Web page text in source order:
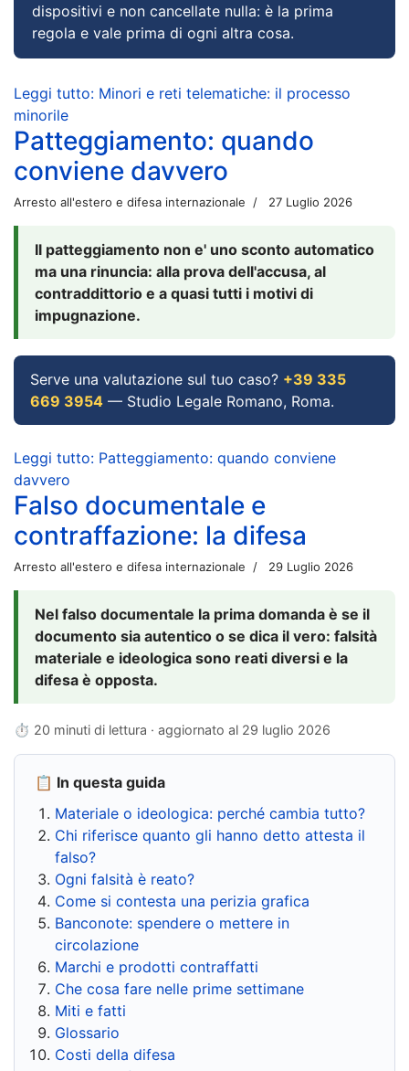
dispositivi e non cancellate nulla: è la prima
regola e vale prima di ogni altra cosa.
Leggi tutto: Minori e reti telematiche: il processo
minorile
Patteggiamento: quando
conviene davvero
Arresto all'estero e difesa internazionale 27 Luglio 2026
Il patteggiamento non e' uno sconto automatico
ma una rinuncia: alla prova dell'accusa, al
contraddittorio e a quasi tutti i motivi di
impugnazione.
Serve una valutazione sul tuo caso? +39 335
669 3954 — Studio Legale Romano, Roma.
Leggi tutto: Patteggiamento: quando conviene
davvero
Falso documentale e
contraffazione: la difesa
Arresto all'estero e difesa internazionale 29 Luglio 2026
Nel falso documentale la prima domanda è se il
documento sia autentico o se dica il vero: falsità
materiale e ideologica sono reati diversi e la
difesa è opposta.
⏱ 20 minuti di lettura · aggiornato al 29 luglio 2026
📋 In questa guida
Materiale o ideologica: perché cambia tutto?
Chi riferisce quanto gli hanno detto attesta il
falso?
Ogni falsità è reato?
Come si contesta una perizia grafica
Banconote: spendere o mettere in
circolazione
Marchi e prodotti contraffatti
Che cosa fare nelle prime settimane
Miti e fatti
Glossario
Costi della difesa